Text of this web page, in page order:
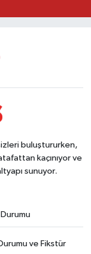
buluştururken,
kaçınıyor ve
sunuyor.
ve Fikstür